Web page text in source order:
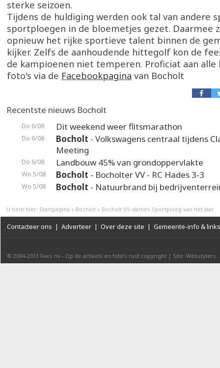
sterke seizoen.
Tijdens de huldiging werden ook tal van andere
sportploegen in de bloemetjes gezet. Daarmee
opnieuw het rijke sportieve talent binnen de
kijker. Zelfs de aanhoudende hittegolf kon de
de kampioenen niet temperen. Proficiat aan alle
foto's via de Facebookpagina van Bocholt
Recentste nieuws Bocholt
Do 6/08 Dit weekend weer flitsmarathon
Do 6/08 Bocholt - Volkswagens centraal tijdens
Meeting
Do 6/08 Landbouw 45% van grondoppervlakte
Wo 5/08 Bocholt - Bocholter VV - RC Hades 3-3
Wo 5/08 Bocholt - Natuurbrand bij
U bent hier: Startpagina » Bocholt » Bocholt VV-dames Sportploeg van het Jaar
Contacteer ons | Adverteer | Over deze site | Gemeente-info & links
© 2004-2013 Faes nv - Op de artikels en foto’s rust copyright | Site: Webstylers